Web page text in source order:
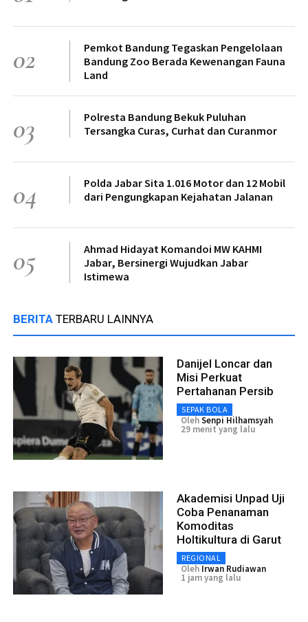
02
Pemkot Bandung Tegaskan Pengelolaan
Bandung Zoo Berada Kewenangan Fauna
Land
03
Polresta Bandung Bekuk Puluhan
Tersangka Curas, Curhat dan Curanmor
04
Polda Jabar Sita 1.016 Motor dan 12 Mobil
dari Pengungkapan Kejahatan Jalanan
05
Ahmad Hidayat Komandoi MW KAHMI
Jabar, Bersinergi Wujudkan Jabar
Istimewa
BERITA TERBARU LAINNYA
Danijel Loncar dan
Misi Perkuat
Pertahanan Persib
SEPAK BOLA
OlehSenpi Hilhamsyah
29 menit yang lalu
Akademisi Unpad Uji
Coba Penanaman
Komoditas
Holtikultura di Garut
REGIONAL
Oleh Irwan Rudiawan
1 jam yang lalu